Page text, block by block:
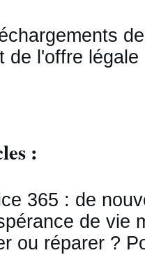
de l'offre
:
365 : de
de vie
ou réparer ?